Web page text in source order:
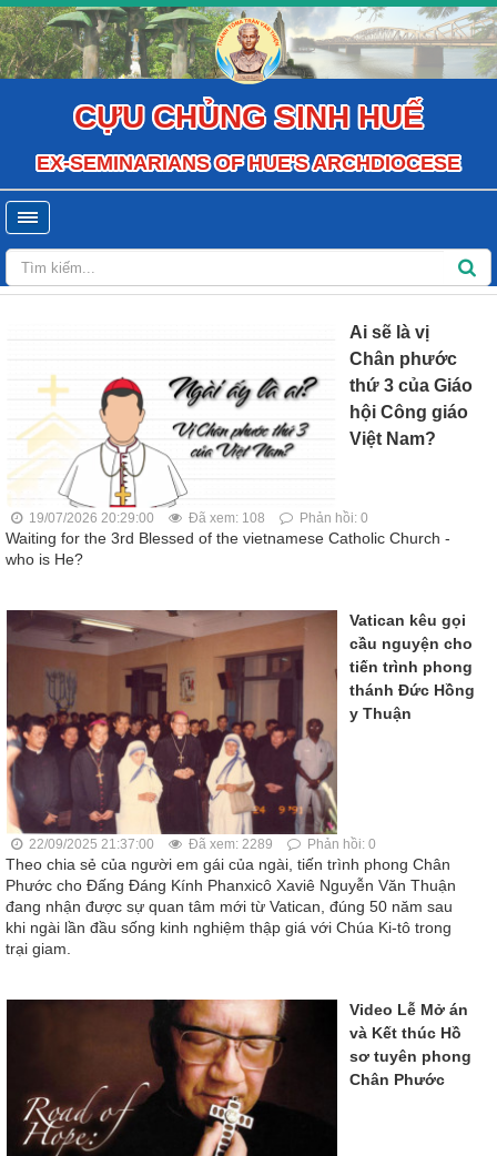
CỰU CHỦNG SINH HUẾ
EX-SEMINARIANS OF HUE'S ARCHDIOCESE
Ai sẽ là vị
Chân phước
thứ 3 của Giáo
hội Công giáo
Việt Nam?
19/07/2026 20:29:00 Đã xem: 108 Phản hồi: 0
Waiting for the 3rd Blessed of the vietnamese Catholic Church -
who is He?
Vatican kêu gọi
cầu nguyện cho
tiến trình phong
thánh Đức Hồng
y Thuận
22/09/2025 21:37:00 Đã xem: 2289 Phản hồi: 0
Theo chia sẻ của người em gái của ngài, tiến trình phong Chân
Phước cho Đấng Đáng Kính Phanxicô Xaviê Nguyễn Văn Thuận
đang nhận được sự quan tâm mới từ Vatican, đúng 50 năm sau
khi ngài lần đầu sống kinh nghiệm thập giá với Chúa Ki-tô trong
trại giam.
Video Lễ Mở án
và Kết thúc Hồ
sơ tuyên phong
Chân Phước